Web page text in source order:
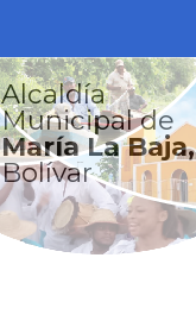
Alcaldía
Municipal de
María La Baja,
Bolívar